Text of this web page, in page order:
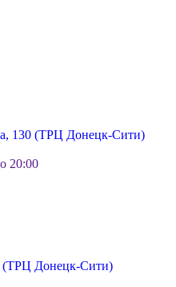
130 (ТРЦ Донецк-Сити)
20:00
(ТРЦ Донецк-Сити)